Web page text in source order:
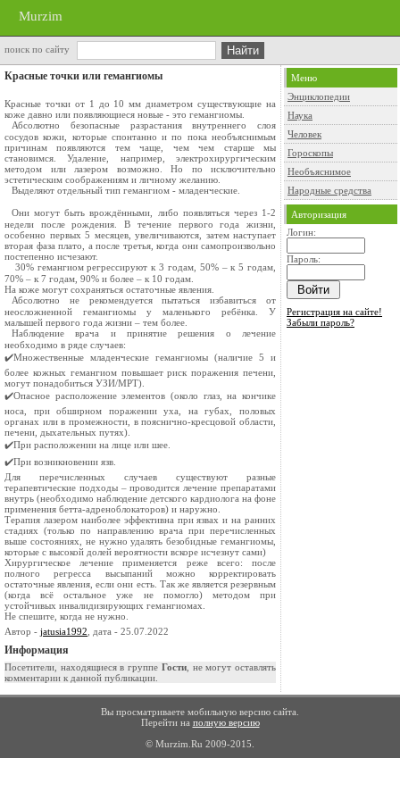
Murzim
поиск по сайту
Красные точки или гемангиомы
Красные точки от 1 до 10 мм диаметром существующие на
коже давно или появляющиеся новые - это гемангиомы.
⠀Абсолютно безопасные разрастания внутреннего слоя
сосудов кожи, которые спонтанно и по пока необъяснимым
причинам появляются тем чаще, чем чем старше мы
становимся. Удаление, например, электрохирургическим
методом или лазером возможно. Но по исключительно
эстетическим соображениям и личному желанию.
⠀Выделяют отдельный тип гемангиом - младенческие.
⠀Они могут быть врождёнными, либо появляться через 1-2
недели после рождения. В течение первого года жизни,
особенно первых 5 месяцев, увеличиваются, затем наступает
вторая фаза плато, а после третья, когда они самопроизвольно
постепенно исчезают.
⠀ 30% гемангиом регрессируют к 3 годам, 50% – к 5 годам,
70% – к 7 годам, 90% и более – к 10 годам.
На коже могут сохраняться остаточные явления.
⠀Абсолютно не рекомендуется пытаться избавиться от
неосложненной гемангиомы у маленького ребёнка. У
малышей первого года жизни – тем более.
⠀Наблюдение врача и принятие решения о лечение
необходимо в ряде случаев:
✔️Множественные младенческие гемангиомы (наличие 5 и
более кожных гемангиом повышает риск поражения печени,
могут понадобиться УЗИ/МРТ).
✔️Опасное расположение элементов (около глаз, на кончике
носа, при обширном поражении уха, на губах, половых
органах или в промежности, в пояснично-кресцовой области,
печени, дыхательных путях).
✔️При расположении на лице или шее.
✔️При возникновении язв.
Для перечисленных случаев существуют разные
терапевтические подходы – проводится лечение препаратами
внутрь (необходимо наблюдение детского кардиолога на фоне
применения бетта-адреноблокаторов) и наружно.
Терапия лазером наиболее эффективна при язвах и на ранних
стадиях (только по направлению врача при перечисленных
выше состояниях, не нужно удалять безобидные гемангиомы,
которые с высокой долей вероятности вскоре исчезнут сами)
Хирургическое лечение применяется реже всего: после
полного регресса высыпаний можно корректировать
остаточные явления, если они есть. Так же является резервным
(когда всё остальное уже не помогло) методом при
устойчивых инвалидизирующих гемангиомах.
Не спешите, когда не нужно.
Автор - jatusia1992 , дата - 25.07.2022
Информация
Посетители, находящиеся в группе Гости, не могут оставлять
комментарии к данной публикации.
Меню
Энциклопедии
Наука
Человек
Гороскопы
Необъяснимое
Народные средства
Авторизация
Логин:
Пароль:
Регистрация на сайте!
Забыли пароль?
Вы просматриваете мобильную версию сайта.
Перейти на полную версию
© Murzim.Ru 2009-2015.